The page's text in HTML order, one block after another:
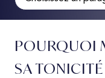
Définition
POURQUOI
SA